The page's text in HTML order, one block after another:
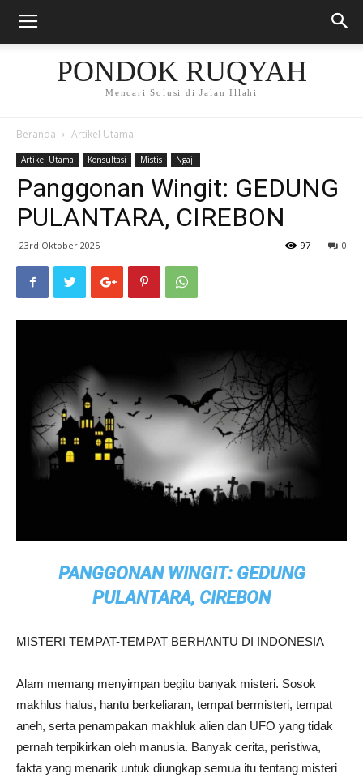
PONDOK RUQYAH
Mencari Solusi di Jalan Illahi
Beranda Artikel Utama
Artikel Utama Konsultasi Mistis Ngaji
Panggonan Wingit: GEDUNG
PULANTARA, CIREBON
23rd Oktober 2025 0
97
PANGGONAN WINGIT: GEDUNG
PULANTARA, CIREBON
MISTERI TEMPAT-TEMPAT BERHANTU DI INDONESIA
Alam memang menyimpan begitu banyak misteri. Sosok
makhlus halus, hantu berkeliaran, tempat bermisteri, tempat
aneh, serta penampakan makhluk alien dan UFO yang tidak
pernah terpikirkan oleh manusia. Banyak cerita, peristiwa,
fakta yang menarik untuk diungkap semua itu tentang misteri